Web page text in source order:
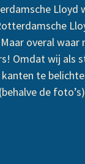
Lloyd
overal waar
Omdat wij als
te
de